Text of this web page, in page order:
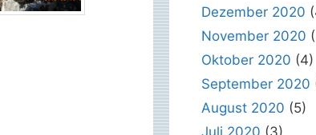
Dezember 2020
November 2020
Oktober 2020 (4)
September 2020
August 2020 (5)
Juli 2020 (3)